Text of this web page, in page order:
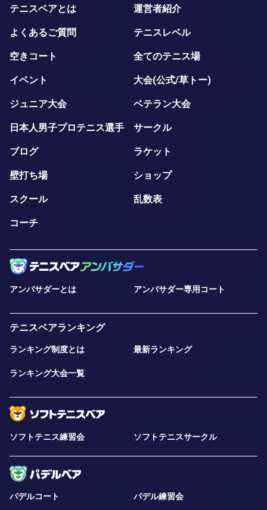
テニスベアとは 運営者紹介
よくあるご質問 テニスレベル
空きコート 全てのテニス場
イベント 大会(公式/草トー)
ジュニア大会 ベテラン大会
日本人男子プロテニス選手 サークル
ブログ ラケット
壁打ち場 ショップ
スクール 乱数表
コーチ
アンバサダーとは アンバサダー専用コート
テニスベアランキング
ランキング制度とは 最新ランキング
ランキング大会一覧
ソフトテニス練習会 ソフトテニスサークル
パデルコート
パデル練習会